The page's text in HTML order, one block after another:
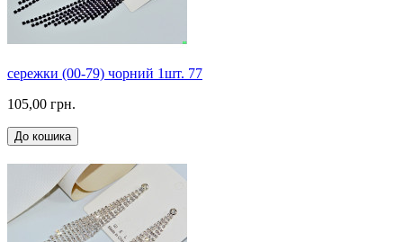
сережки (00-79) чорний 1шт. 77
105,00 грн.
До кошика